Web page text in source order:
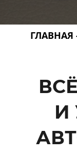
ГЛАВНАЯ
И